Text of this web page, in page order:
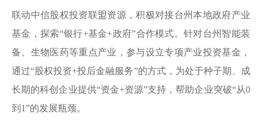
联动中信股权投资联盟资源，积极对接台州本地政府产业
基金，探索“银行+基金+政府”合作模式。针对台州智能装
备、生物医药等重点产业，参与设立专项产业投资基金，
通过“股权投资+投后金融服务”的方式，为处于种子期、成
长期的科创企业提供“资金+资源”支持，帮助企业突破“从0
到1”的发展瓶颈。